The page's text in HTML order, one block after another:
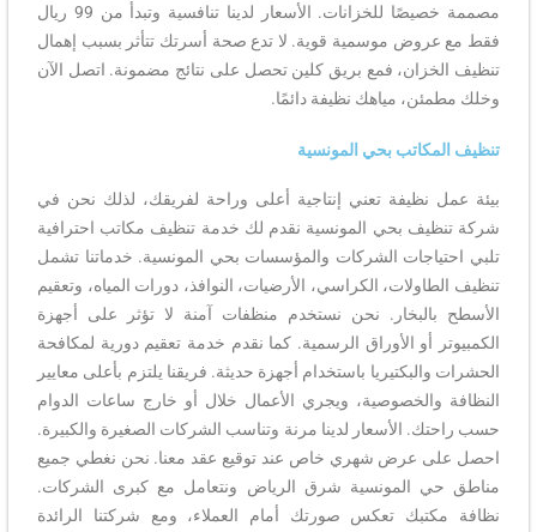
مصممة خصيصًا للخزانات. الأسعار لدينا تنافسية وتبدأ من 99 ريال
فقط مع عروض موسمية قوية. لا تدع صحة أسرتك تتأثر بسبب إهمال
تنظيف الخزان، فمع بريق كلين تحصل على نتائج مضمونة. اتصل الآن
وخلك مطمئن، مياهك نظيفة دائمًا.
تنظيف المكاتب بحي المونسية
بيئة عمل نظيفة تعني إنتاجية أعلى وراحة لفريقك، لذلك نحن في
شركة تنظيف بحي المونسية نقدم لك خدمة تنظيف مكاتب احترافية
تلبي احتياجات الشركات والمؤسسات بحي المونسية. خدماتنا تشمل
تنظيف الطاولات، الكراسي، الأرضيات، النوافذ، دورات المياه، وتعقيم
الأسطح بالبخار. نحن نستخدم منظفات آمنة لا تؤثر على أجهزة
الكمبيوتر أو الأوراق الرسمية. كما نقدم خدمة تعقيم دورية لمكافحة
الحشرات والبكتيريا باستخدام أجهزة حديثة. فريقنا يلتزم بأعلى معايير
النظافة والخصوصية، ويجري الأعمال خلال أو خارج ساعات الدوام
حسب راحتك. الأسعار لدينا مرنة وتناسب الشركات الصغيرة والكبيرة.
احصل على عرض شهري خاص عند توقيع عقد معنا. نحن نغطي جميع
مناطق حي المونسية شرق الرياض ونتعامل مع كبرى الشركات.
نظافة مكتبك تعكس صورتك أمام العملاء، ومع شركتنا الرائدة